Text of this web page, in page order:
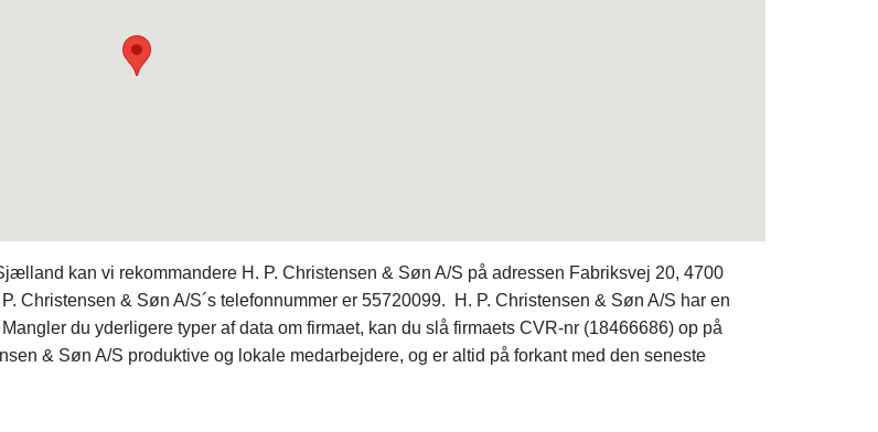
kan vi rekommandere H. P. Christensen & Søn A/S på adressen Fabriksvej 20, 4700
Christensen & Søn A/S´s telefonnummer er 55720099. H. P. Christensen & Søn A/S har en
du yderligere typer af data om firmaet, kan du slå firmaets CVR-nr (18466686) op på
& Søn A/S produktive og lokale medarbejdere, og er altid på forkant med den seneste